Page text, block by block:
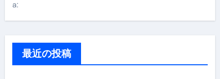
a:
最近の投稿